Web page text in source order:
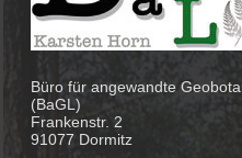
Büro für angewandte
(BaGL)
Frankenstr. 2
91077 Dormitz